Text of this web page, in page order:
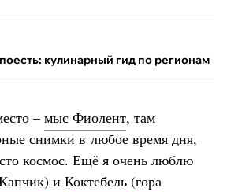
кулинарный гид по регионам
– мыс Фиолент, там
снимки в любое время дня,
космос. Ещё я очень люблю
) и Коктебель (гора